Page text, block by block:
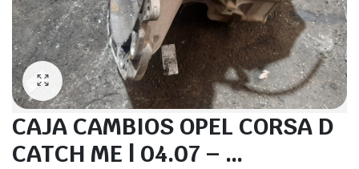
CAJA CAMBIOS OPEL CORSA D
CATCH ME | 04.07 – …